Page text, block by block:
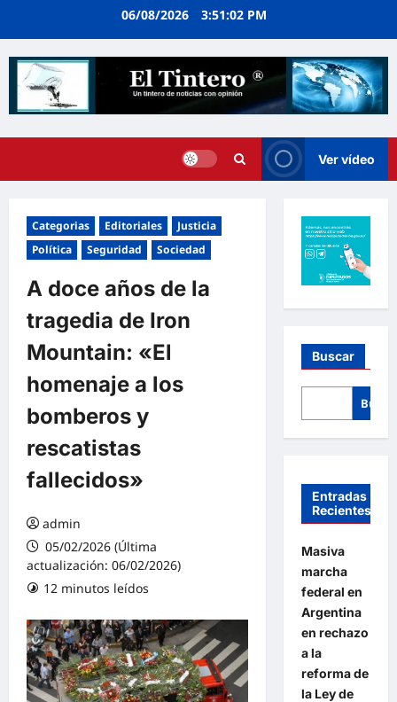
06/08/2026 3:51:03 PM
Ver vídeo
Categorias Editoriales
Justicia
Política
Seguridad Sociedad
A doce años de la
tragedia de Iron
Mountain: «El
homenaje a los
bomberos y
rescatistas
fallecidos»
admin
05/02/2026 (Última
actualización: 06/02/2026)
12 minutos leídos
Buscar
Entradas
Recientes
Masiva
marcha
federal en
Argentina
en rechazo
a la
reforma de
la Ley de